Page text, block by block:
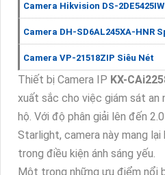
Camera Hikvision DS-
Camera DH-SD6AL245XA-HNR
Camera VP-21518ZIP Siêu Nét
Thiết bị Camera IP KX-
xuất sắc cho việc giám sát an
hộ. Với độ phân giải lên đến
Starlight, camera này mang
trong điều kiện ánh sáng yếu.
Một trong những ưu điểm nổi